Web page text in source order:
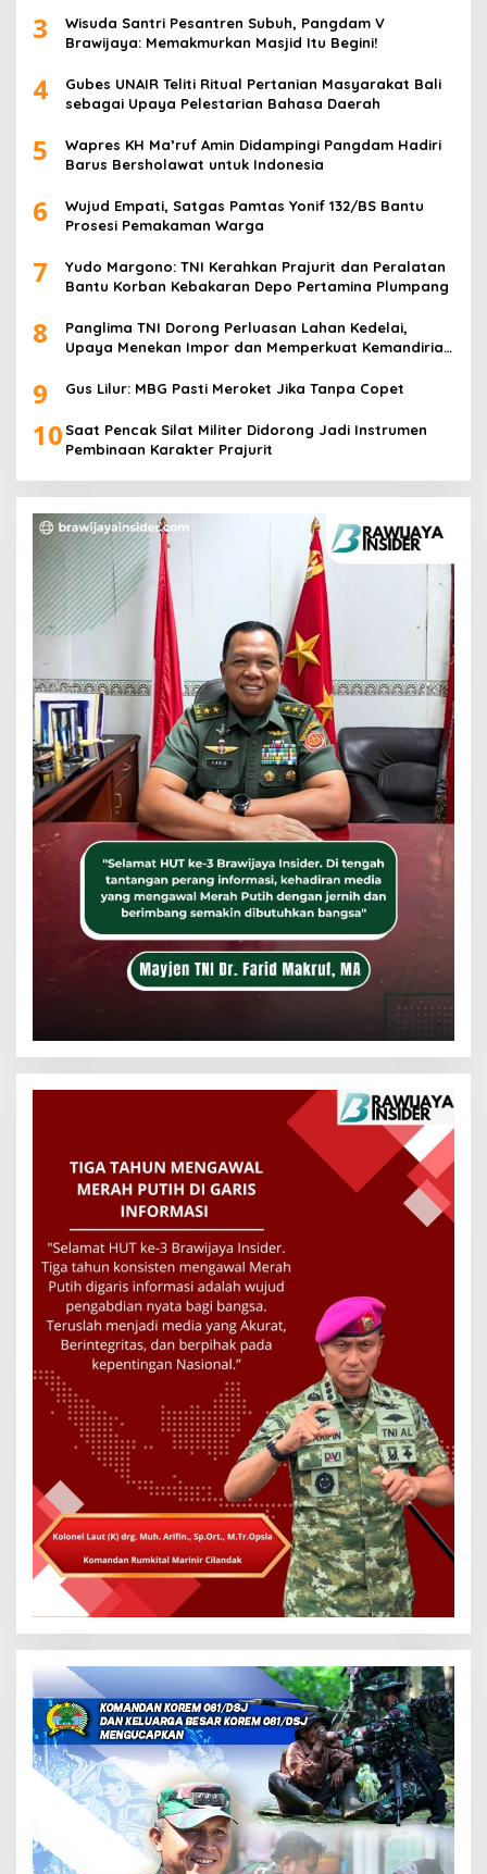
3
Wisuda Santri Pesantren Subuh, Pangdam V
Brawijaya: Memakmurkan Masjid Itu Begini!
4
Gubes UNAIR Teliti Ritual Pertanian Masyarakat Bali
sebagai Upaya Pelestarian Bahasa Daerah
5
Wapres KH Ma’ruf Amin Didampingi Pangdam Hadiri
Barus Bersholawat untuk Indonesia
6
Wujud Empati, Satgas Pamtas Yonif 132/BS Bantu
Prosesi Pemakaman Warga
7
Yudo Margono: TNI Kerahkan Prajurit dan Peralatan
Bantu Korban Kebakaran Depo Pertamina Plumpang
8
Panglima TNI Dorong Perluasan Lahan Kedelai,
Upaya Menekan Impor dan Memperkuat Kemandirian
9 Gus Lilur: MBG Pasti Meroket Jika Tanpa Copet
10 Saat Pencak Silat Militer Didorong Jadi Instrumen
Pembinaan Karakter Prajurit